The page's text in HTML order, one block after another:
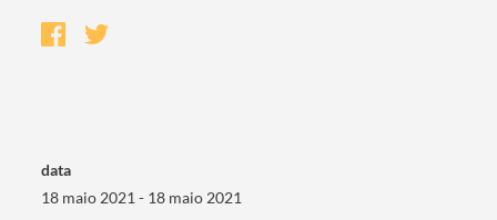
data
18 maio 2021 - 18 maio 2021